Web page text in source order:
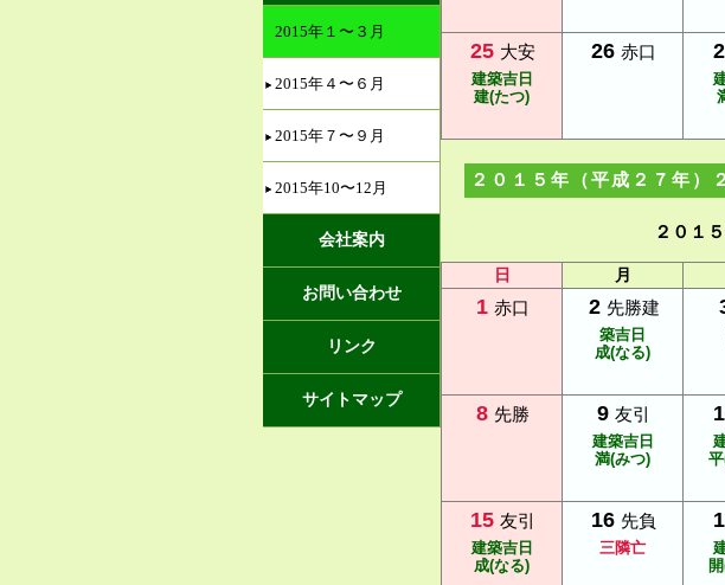
25 大安
建築吉日
建(たつ)
26 赤口
２０１５年（平成２７年）
２０１
日 月
1 赤口 2 先勝建
築吉日
成(なる)
8 先勝 9 友引
建築吉日
満(みつ)
15 友引
建築吉日
成(なる)
16 先負
三隣亡
2015年１〜３月
2015年４〜６月
2015年７〜９月
2015年10〜12月
会社案内
お問い合わせ
リンク
サイトマップ